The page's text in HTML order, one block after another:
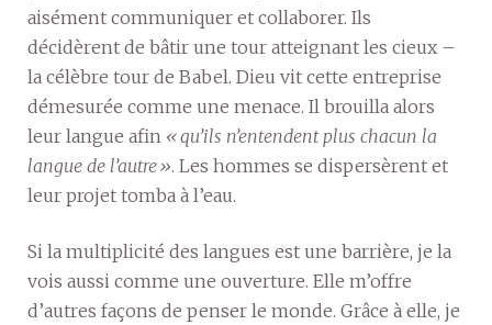
aisément communiquer et collaborer. Ils
décidèrent de bâtir une tour atteignant les cieux –
la célèbre tour de Babel. Dieu vit cette entreprise
démesurée comme une menace. Il brouilla alors
leur langue afin « qu’ils n’entendent plus chacun la
langue de l’autre ». Les hommes se dispersèrent et
leur projet tomba à l’eau.
Si la multiplicité des langues est une barrière, je la
vois aussi comme une ouverture. Elle m’offre
d’autres façons de penser le monde. Grâce à elle, je